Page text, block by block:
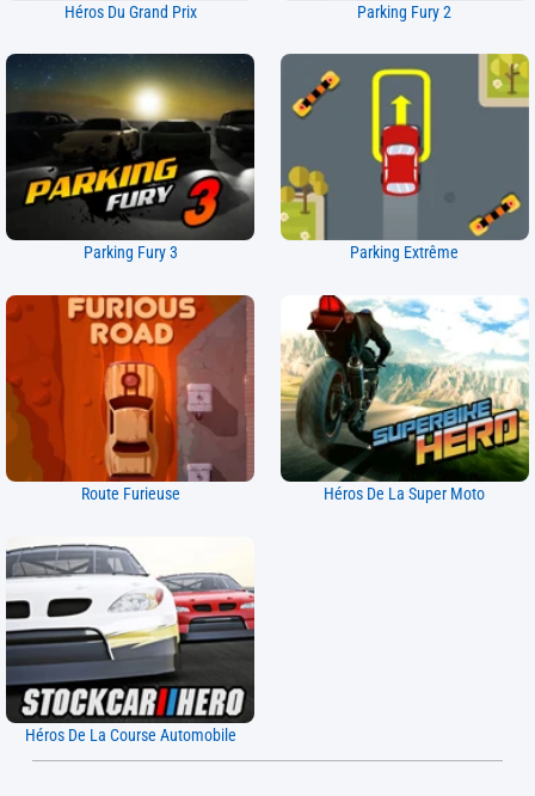
Héros Du Grand Prix Parking Fury 2
Parking Fury 3 Parking Extrême
Route Furieuse Héros De La Super Moto
Héros De La Course Automobile